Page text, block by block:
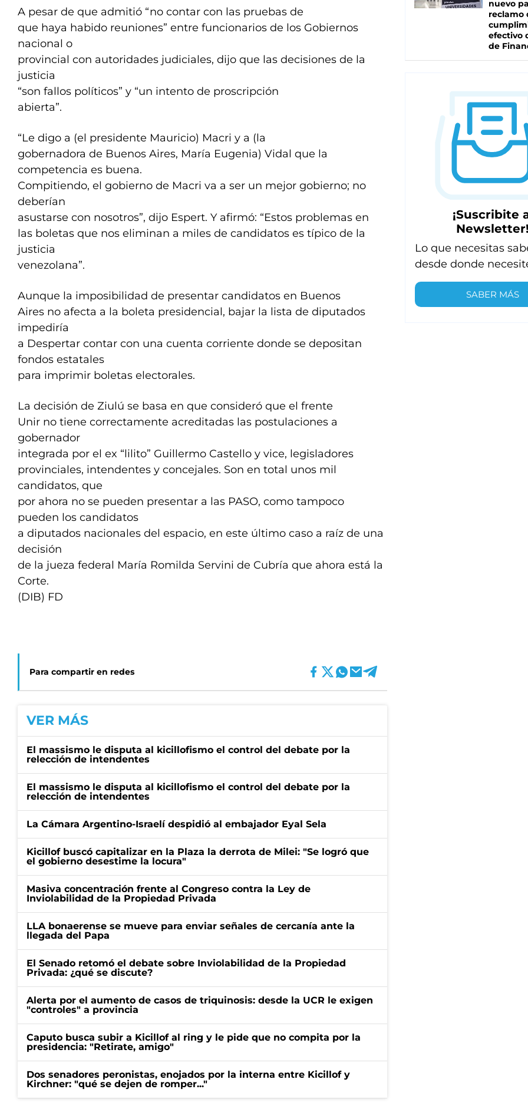
A pesar de que admitió “no contar con las pruebas de
que haya habido reuniones” entre funcionarios de los Gobiernos
nacional o
provincial con autoridades judiciales, dijo que las decisiones de la
justicia
“son fallos políticos” y “un intento de proscripción
abierta”.
“Le digo a (el presidente Mauricio) Macri y a (la
gobernadora de Buenos Aires, María Eugenia) Vidal que la
competencia es buena.
Compitiendo, el gobierno de Macri va a ser un mejor gobierno; no
deberían
asustarse con nosotros”, dijo Espert. Y afirmó: “Estos problemas en
las boletas que nos eliminan a miles de candidatos es típico de la
justicia
venezolana”.
Aunque la imposibilidad de presentar candidatos en Buenos
Aires no afecta a la boleta presidencial, bajar la lista de diputados
impediría
a Despertar contar con una cuenta corriente donde se depositan
fondos estatales
para imprimir boletas electorales.
La decisión de Ziulú se basa en que consideró que el frente
Unir no tiene correctamente acreditadas las postulaciones a
gobernador
integrada por el ex “lilito” Guillermo Castello y vice, legisladores
provinciales, intendentes y concejales. Son en total unos mil
candidatos, que
por ahora no se pueden presentar a las PASO, como tampoco
pueden los candidatos
a diputados nacionales del espacio, en este último caso a raíz de una
decisión
de la jueza federal María Romilda Servini de Cubría que ahora está la
Corte.
(DIB) FD
Para compartir en redes
VER MÁS
El massismo le disputa al kicillofismo el control del debate por la
relección de intendentes
El massismo le disputa al kicillofismo el control del debate por la
relección de intendentes
La Cámara Argentino-Israelí despidió al embajador Eyal Sela
Kicillof buscó capitalizar en la Plaza la derrota de Milei: "Se logró que
el gobierno desestime la locura"
Masiva concentración frente al Congreso contra la Ley de
Inviolabilidad de la Propiedad Privada
LLA bonaerense se mueve para enviar señales de cercanía ante la
llegada del Papa
El Senado retomó el debate sobre Inviolabilidad de la Propiedad
Privada: ¿qué se discute?
Alerta por el aumento de casos de triquinosis: desde la UCR le exigen
"controles" a provincia
Caputo busca subir a Kicillof al ring y le pide que no compita por la
presidencia: "Retirate, amigo"
Dos senadores peronistas, enojados por la interna entre Kicillof y
Kirchner: "qué se dejen de romper..."
nuevo
reclamo
efectivo
de
¡Suscribite
Newsletter!
Lo que necesitas
desde donde
SABER MÁS